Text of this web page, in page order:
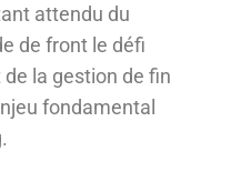
attendu du
de front le défi
la gestion de fin
fondamental